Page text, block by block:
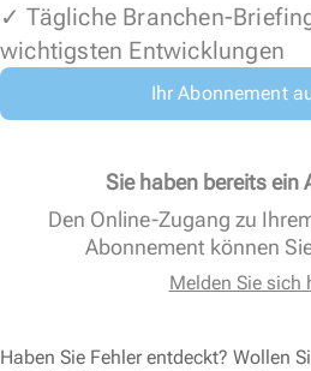
✓ Tägliche Branchen-
wichtigsten Entwicklungen
Ihr Abonnement
Sie haben bereits ein
Den Online-Zugang zu
Abonnement können
Melden Sie sich
Haben Sie Fehler entdeckt? Wollen